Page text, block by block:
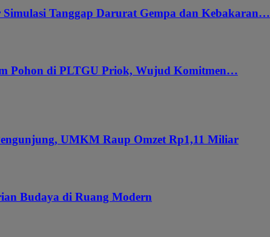
Tanggap Darurat Gempa dan Kebakaran…
Pohon di PLTGU Priok, Wujud Komitmen…
UMKM Raup Omzet Rp1,11 Miliar
Budaya di Ruang Modern